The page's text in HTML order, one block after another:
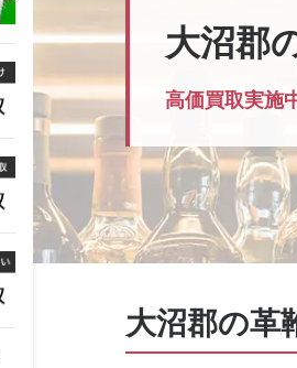
大沼郡
高価買取実施
大沼郡の革